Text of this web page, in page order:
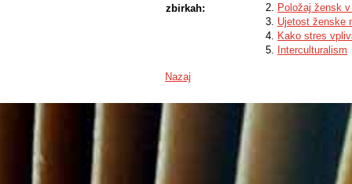
zbirkah:
Položaj žensk
Ujetost ženske
Kako stres
Interculturalism
Nazaj